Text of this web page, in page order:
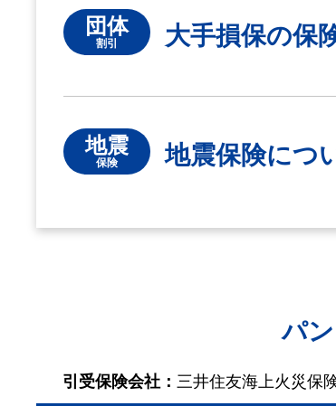
団体
割引 大手損保の保
地震
保険 地震保険につ
パ
引受保険会社： 三井住友海上火災保